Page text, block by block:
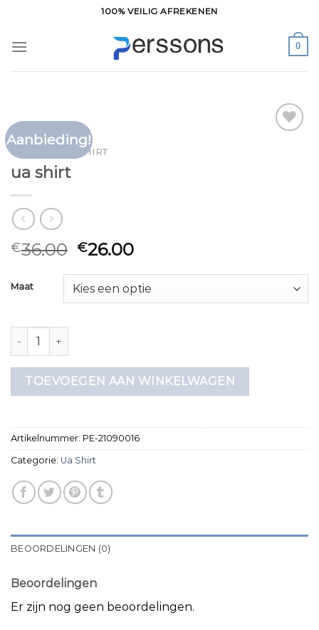
inhoud
100% VEILIG AFREKENEN
0
Aanbieding!
HOME UA SHIRT
ua shirt
€36.00 €26.00
Maat
ua shirt aantal
TOEVOEGEN AAN WINKELWAGEN
Artikelnummer: PE-21090016
Categorie: Ua Shirt
BEOORDELINGEN (0)
Beoordelingen
Er zijn nog geen beoordelingen.